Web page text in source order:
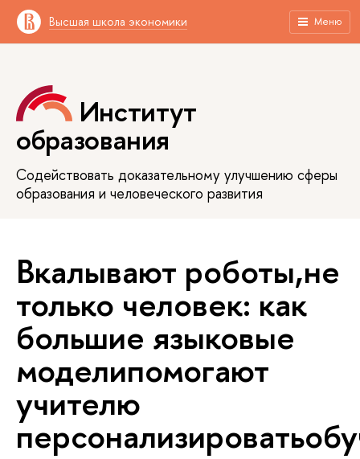
Высшая школа экономики Меню
Институт
образования
Содействовать доказательному улучшению сферы
образования и человеческого развития
Вкалывают роботы,не
только человек: как
большие языковые
моделипомогают
учителю